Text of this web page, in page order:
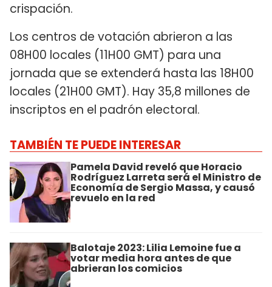
crispación.
Los centros de votación abrieron a las
08H00 locales (11H00 GMT) para una
jornada que se extenderá hasta las 18H00
locales (21H00 GMT). Hay 35,8 millones de
inscriptos en el padrón electoral.
TAMBIÉN TE PUEDE INTERESAR
Pamela David reveló que Horacio
Rodríguez Larreta será el Ministro de
Economía de Sergio Massa, y causó
revuelo en la red
Balotaje 2023: Lilia Lemoine fue a
votar media hora antes de que
abrieran los comicios